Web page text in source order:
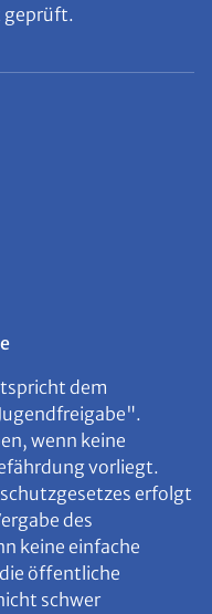
geprüft.
dem
wenn keine
vorliegt.
erfolgt
des
keine einfache
öffentliche
schwer